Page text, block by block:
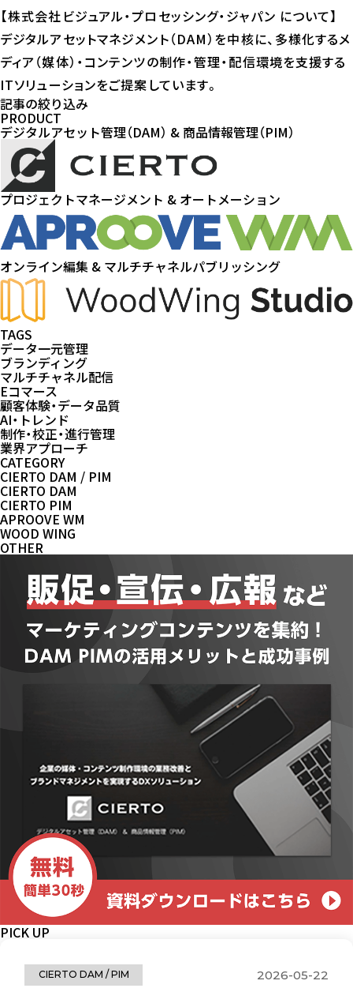
【株式会社ビジュアル・プロセッシング・ジャパン について】
デジタルアセットマネジメント（DAM）を中核に、多様化するメ
ディア（媒体）・コンテンツの制作・管理・配信環境を支援する
ITソリューションをご提案しています。
記事の絞り込み
PRODUCT
デジタルアセット管理（DAM） & 商品情報管理（PIM）
プロジェクトマネージメント & オートメーション
オンライン編集 & マルチチャネルパブリッシング
TAGS
データ一元管理
ブランディング
マルチチャネル配信
Eコマース
顧客体験・データ品質
AI・トレンド
制作・校正・進行管理
業界アプローチ
CATEGORY
CIERTO DAM / PIM
CIERTO DAM
CIERTO PIM
APROOVE WM
WOOD WING
OTHER
PICK UP
CIERTO DAM / PIM 2026-05-22